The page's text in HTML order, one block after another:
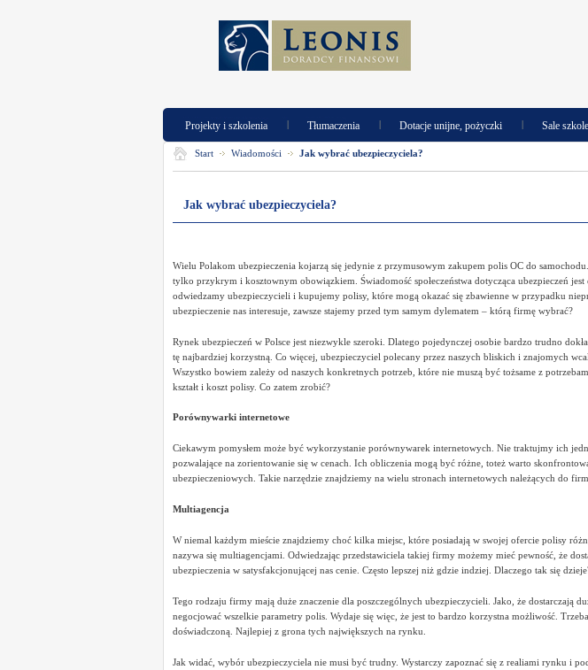
Projekty i szkolenia | Tłumaczenia | Dotacje unijne, pożyczki | Sale
Start Wiadomości Jak wybrać ubezpieczyciela?
Jak wybrać ubezpieczyciela?
Wielu Polakom ubezpieczenia kojarzą się jedynie z przymusowym zakupem polis OC do
tylko przykrym i kosztownym obowiązkiem. Świadomość społeczeństwa dotycząca ubezpieczeń
odwiedzamy ubezpieczycieli i kupujemy polisy, które mogą okazać się zbawienne w przypadku
ubezpieczenie nas interesuje, zawsze stajemy przed tym samym dylematem – którą firmę wybrać?
Rynek ubezpieczeń w Polsce jest niezwykle szeroki. Dlatego pojedynczej osobie bardzo trudno
tę najbardziej korzystną. Co więcej, ubezpieczyciel polecany przez naszych bliskich i znajomych
Wszystko bowiem zależy od naszych konkretnych potrzeb, które nie muszą być tożsame z
kształt i koszt polisy. Co zatem zrobić?
Porównywarki internetowe
Ciekawym pomysłem może być wykorzystanie porównywarek internetowych. Nie traktujmy ich
pozwalające na zorientowanie się w cenach. Ich obliczenia mogą być różne, toteż warto
ubezpieczeniowych. Takie narzędzie znajdziemy na wielu stronach internetowych należących do
Multiagencja
W niemal każdym mieście znajdziemy choć kilka miejsc, które posiadają w swojej ofercie polisy
nazywa się multiagencjami. Odwiedzając przedstawiciela takiej firmy możemy mieć pewność, że
ubezpieczenia w satysfakcjonującej nas cenie. Często lepszej niż gdzie indziej. Dlaczego tak się
Tego rodzaju firmy mają duże znaczenie dla poszczególnych ubezpieczycieli. Jako, że dostarczają
negocjować wszelkie parametry polis. Wydaje się więc, że jest to bardzo korzystna możliwość.
doświadczoną. Najlepiej z grona tych największych na rynku.
Jak widać, wybór ubezpieczyciela nie musi być trudny. Wystarczy zapoznać się z realiami rynku i